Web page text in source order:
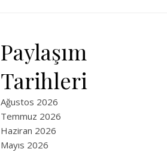
Paylaşım
Tarihleri
Ağustos 2026
Temmuz 2026
Haziran 2026
Mayıs 2026